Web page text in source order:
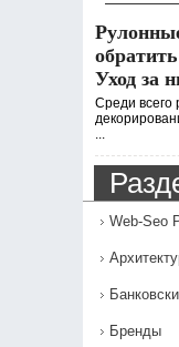
Уход за
Среди всего
...
Web-Seo
Бренды